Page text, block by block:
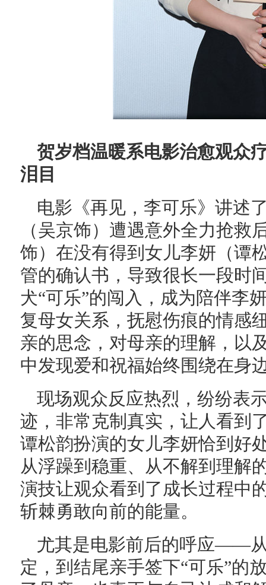
贺岁档温暖系电影治愈观众
泪目
电影《再见，李可乐》讲述
（吴京饰）遭遇意外全力抢救
饰）在没有得到女儿李妍（谭
管的确认书，导致很长一段时
犬“可乐”的闯入，成为陪伴李
复母女关系，抚慰伤痕的情感
亲的思念，对母亲的理解，以
中发现爱和祝福始终围绕在身
现场观众反应热烈，纷纷表
迹，非常克制真实，让人看到
谭松韵扮演的女儿李妍恰到好
从浮躁到稳重、从不解到理解
演技让观众看到了成长过程中
斩棘勇敢向前的能量。
尤其是电影前后的呼应——
定，到结尾亲手签下“可乐”的